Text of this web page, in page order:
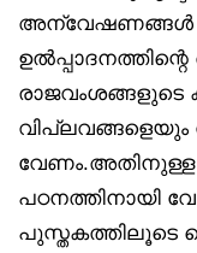
അന്വേഷണങ്ങൾ
രാജവംശങ്ങളുടെ
പഠനത്തിനായി